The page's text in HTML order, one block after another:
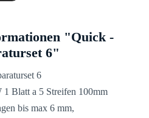
"Quick -
6"
6
Blatt a 5 Streifen 100mm
bis max 6 mm,